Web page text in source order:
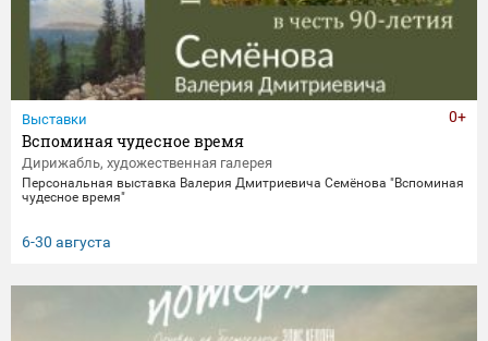
Выставки
Вспоминая чудесное время
Дирижабль, художественная галерея
Персональная выставка Валерия Дмитриевича Семёнова "Вспоминая
чудесное время"
6-30 августа
0+